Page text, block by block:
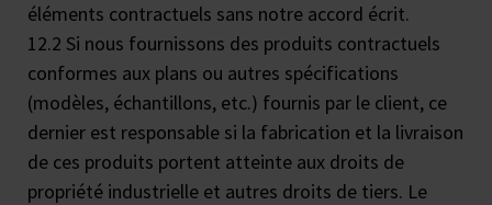
éléments contractuels sans notre accord écrit.
12.2 Si nous fournissons des produits contractuels
conformes aux plans ou autres spécifications
(modèles, échantillons, etc.) fournis par le client, ce
dernier est responsable si la fabrication et la livraison
de ces produits portent atteinte aux droits de
propriété industrielle et autres droits de tiers. Le